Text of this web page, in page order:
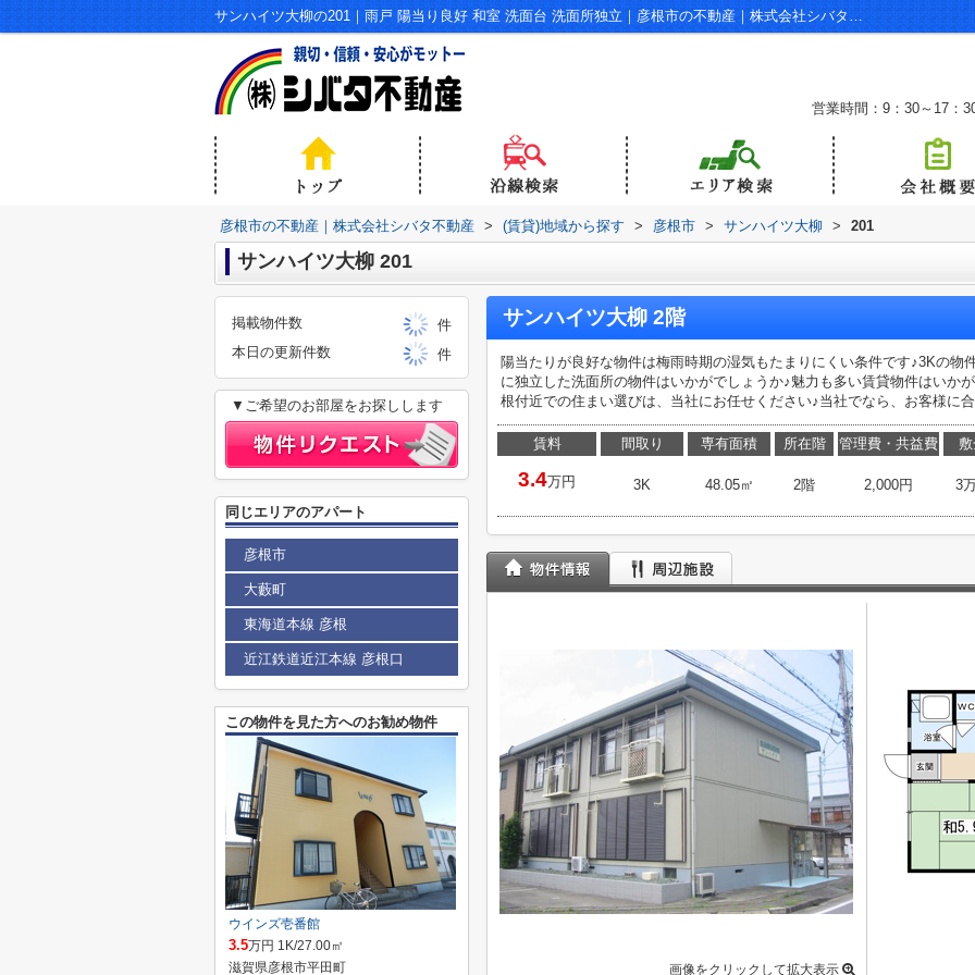
サンハイツ大柳の201｜雨戸 陽当り良好 和室 洗面台 洗面所独立｜彦根市の不動産｜株式会社シバタ不動産
営業時間：9：30～17：
彦根市の不動産｜株式会社シバタ不動産 > (賃貸)地域から探す > 彦根市 > サンハイツ大柳 > 201
サンハイツ大柳 201
サンハイツ大柳 2階
陽当たりが良好な物件は梅雨時期の湿気もたまりにくい条件です♪3Kの物
に独立した洗面所の物件はいかがでしょうか♪魅力も多い賃貸物件はいか
根付近での住まい選びは、当社にお任せください♪当社でなら、お客様に
賃料
3.4万円
間取り
3K
専有面積
48.05㎡
所在階
2階
管理費・共益費
2,000円 3
画像をクリックして拡大表示
掲載物件数
件
本日の更新件数
件
▼ご希望のお部屋をお探しします
同じエリアのアパート
彦根市
大藪町
東海道本線 彦根
近江鉄道近江本線 彦根口
この物件を見た方へのお勧め物件
ウインズ壱番館
3.5万円 1K/27.00㎡
滋賀県彦根市平田町